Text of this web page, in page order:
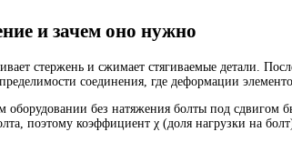
и зачем оно нужно
стержень и сжимает стягиваемые детали.
соединения, где деформации
без натяжения болты под сдвигом
поэтому коэффициент χ (доля нагрузки на